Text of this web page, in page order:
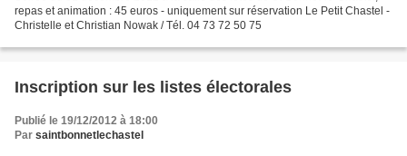
repas et animation : 45 euros - uniquement sur réservation Le Petit Chastel -
Christelle et Christian Nowak / Tél. 04 73 72 50 75
Inscription sur les listes électorales
Publié le 19/12/2012 à 18:00
Par saintbonnetlechastel